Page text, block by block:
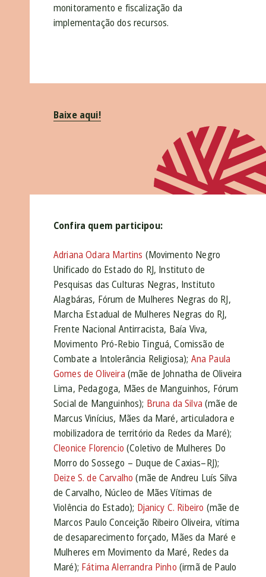
monitoramento e fiscalização da
implementação dos recursos.
Baixe aqui!
Confira quem participou:
Adriana Odara Martins (Movimento Negro
Unificado do Estado do RJ, Instituto de
Pesquisas das Culturas Negras, Instituto
Alagbáras, Fórum de Mulheres Negras do RJ,
Marcha Estadual de Mulheres Negras do RJ,
Frente Nacional Antirracista, Baía Viva,
Movimento Pró-Rebio Tinguá, Comissão de
Combate a Intolerância Religiosa); Ana Paula
Gomes de Oliveira (mãe de Johnatha de Oliveira
Lima, Pedagoga, Mães de Manguinhos, Fórum
Social de Manguinhos); Bruna da Silva (mãe de
Marcus Vinícius, Mães da Maré, articuladora e
mobilizadora de território da Redes da Maré);
Cleonice Florencio (Coletivo de Mulheres Do
Morro do Sossego – Duque de Caxias–RJ);
Deize S. de Carvalho (mãe de Andreu Luís Silva
de Carvalho, Núcleo de Mães Vítimas de
Violência do Estado); Djanicy C. Ribeiro (mãe de
Marcos Paulo Conceição Ribeiro Oliveira, vítima
de desaparecimento forçado, Mães da Maré e
Mulheres em Movimento da Maré, Redes da
Maré); Fátima Alerrandra Pinho (irmã de Paulo